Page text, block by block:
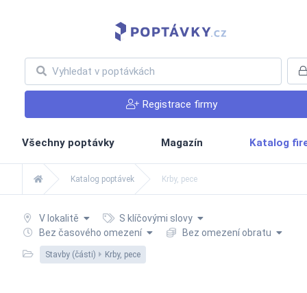
Registrace firmy
Všechny poptávky Magazín Katalog
Katalog poptávek Krby, pece
V lokalitě
S klíčovými slovy
Bez časového omezení
Bez omezení obratu
Stavby (části) Krby, pece